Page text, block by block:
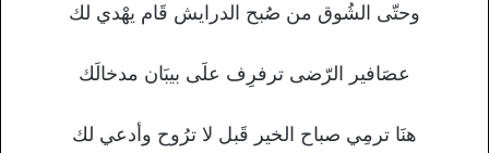
وحتّى الشُوق من صُبح الدرايش قَام يهْدي لك
عصَافير الرّضى ترفرِف علَى بيبَان مدخالَك
هنَا ترمِي صباح الخير قَبل لا ترُوح وأدعي لك